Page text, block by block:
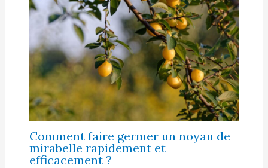
Comment faire germer un noyau de
mirabelle rapidement et
efficacement ?